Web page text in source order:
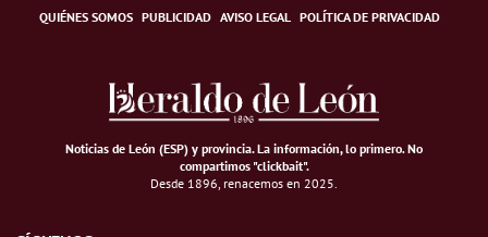
QUIÉNES SOMOS PUBLICIDAD AVISO LEGAL POLÍTICA DE PRIVACIDAD
Noticias de León (ESP) y provincia. La información, lo primero.No
compartimos "clickbait".
Desde 1896, renacemos en 2025.